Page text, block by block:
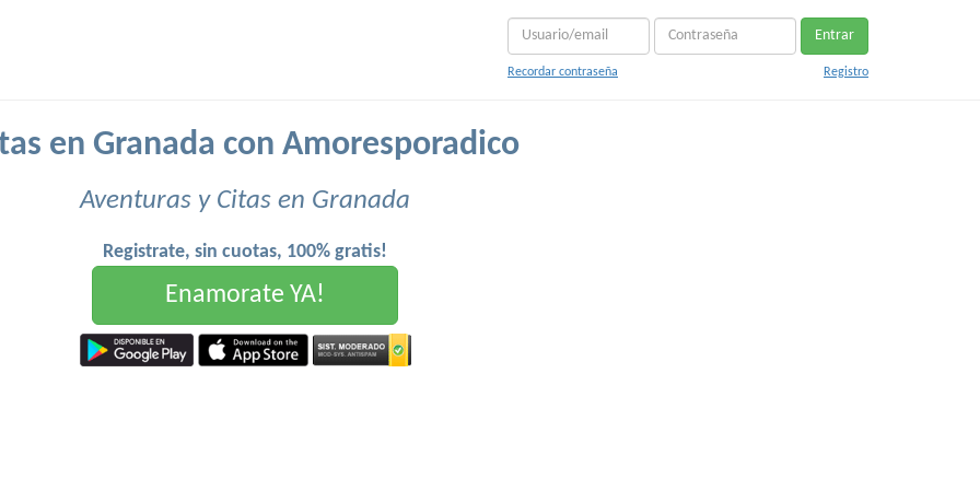
Entrar
Recordar contraseña Registro
en Granada con Amoresporadico
Aventuras y Citas en Granada
Registrate, sin cuotas, 100% gratis!
Enamorate YA!